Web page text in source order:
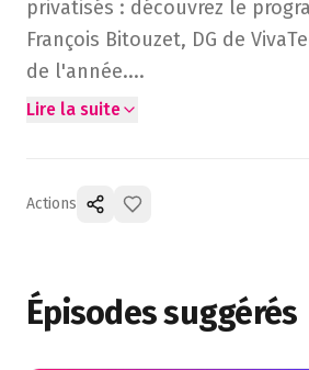
privatisés : découvrez le
François Bitouzet, DG de
de l'année....
Lire la suite
Actions
Épisodes suggérés